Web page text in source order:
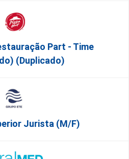
Part - Time
(Duplicado)
Jurista (m/f)